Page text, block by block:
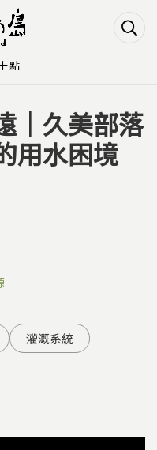
｜久美部落
用水困境
灌溉系統
點